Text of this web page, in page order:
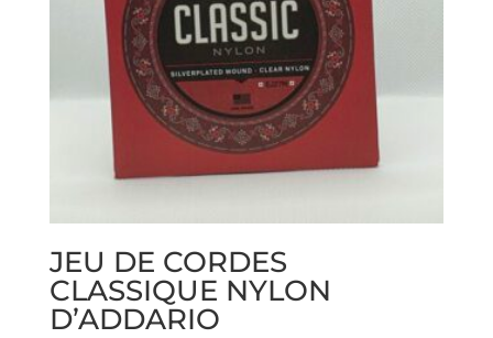
JEU DE CORDES
CLASSIQUE NYLON
D’ADDARIO